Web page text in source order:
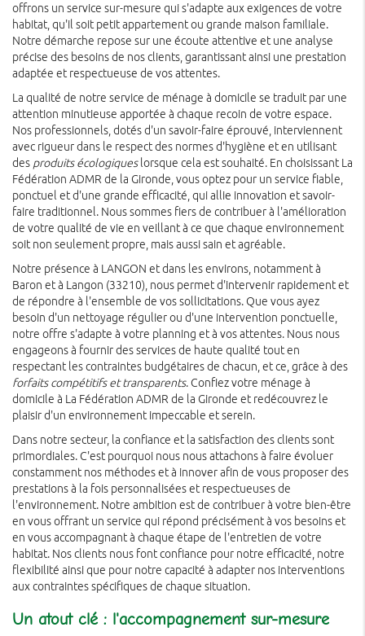
offrons un service sur-mesure qui s'adapte aux exigences de votre
habitat, qu'il soit petit appartement ou grande maison familiale.
Notre démarche repose sur une écoute attentive et une analyse
précise des besoins de nos clients, garantissant ainsi une prestation
adaptée et respectueuse de vos attentes.
La qualité de notre service de ménage à domicile se traduit par une
attention minutieuse apportée à chaque recoin de votre espace.
Nos professionnels, dotés d'un savoir-faire éprouvé, interviennent
avec rigueur dans le respect des normes d'hygiène et en utilisant
des produits écologiqueslorsque cela est souhaité. En choisissant La
Fédération ADMR de la Gironde, vous optez pour un service fiable,
ponctuel et d'une grande efficacité, qui allie innovation et savoir-
faire traditionnel. Nous sommes fiers de contribuer à l'amélioration
de votre qualité de vie en veillant à ce que chaque environnement
soit non seulement propre, mais aussi sain et agréable.
Notre présence à LANGON et dans les environs, notamment à
Baron et à Langon (33210), nous permet d'intervenir rapidement et
de répondre à l'ensemble de vos sollicitations. Que vous ayez
besoin d'un nettoyage régulier ou d'une intervention ponctuelle,
notre offre s'adapte à votre planning et à vos attentes. Nous nous
engageons à fournir des services de haute qualité tout en
respectant les contraintes budgétaires de chacun, et ce, grâce à des
forfaits compétitifs et transparents. Confiez votre ménage à
domicile à La Fédération ADMR de la Gironde et redécouvrez le
plaisir d'un environnement impeccable et serein.
Dans notre secteur, la confiance et la satisfaction des clients sont
primordiales. C'est pourquoi nous nous attachons à faire évoluer
constamment nos méthodes et à innover afin de vous proposer des
prestations à la fois personnalisées et respectueuses de
l'environnement. Notre ambition est de contribuer à votre bien-être
en vous offrant un service qui répond précisément à vos besoins et
en vous accompagnant à chaque étape de l'entretien de votre
habitat. Nos clients nous font confiance pour notre efficacité, notre
flexibilité ainsi que pour notre capacité à adapter nos interventions
aux contraintes spécifiques de chaque situation.
Un atout clé : l'accompagnement sur-mesure